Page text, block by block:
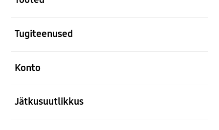
Tugiteenused
Konto
Jätkusuutlikkus